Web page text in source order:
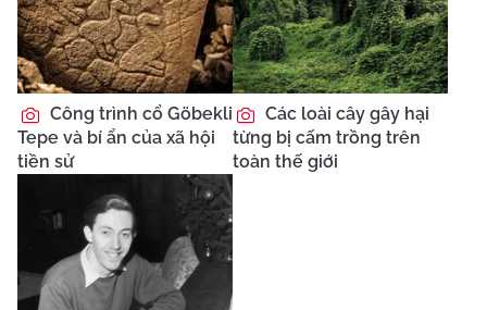
Công trình cổ Göbekli
Tepe và bí ẩn của xã hội
tiền sử
Các loài cây gây hại
từng bị cấm trồng trên
toàn thế giới